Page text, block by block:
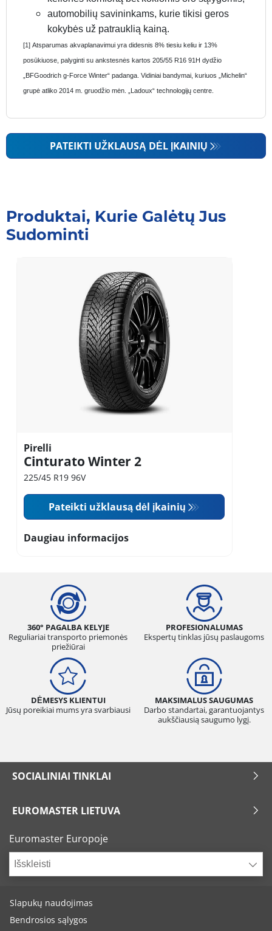
automobilių savininkams, kurie tikisi geros
kokybės už patrauklią kainą.
[1] Atsparumas akvaplanavimui yra didesnis 8% tiesiu keliu ir 13%
posūkiuose, palyginti su ankstesnės kartos 205/55 R16 91H dydžio
„BFGoodrich g-Force Winter“ padanga. Vidiniai bandymai, kuriuos „Michelin“
grupė atliko 2014 m. gruodžio mėn. „Ladoux“ technologijų centre.
PATEIKTI UŽKLAUSĄ DĖL ĮKAINIŲ
Produktai, Kurie Galėtų Jus
Sudominti
Pirelli
Cinturato Winter 2
225/45 R19 96V
Pateikti užklausą dėl įkainių
Daugiau informacijos
360° PAGALBA KELYJE
Reguliariai transporto priemonės
priežiūrai
PROFESIONALUMAS
Ekspertų tinklas jūsų paslaugoms
DĖMESYS KLIENTUI
Jūsų poreikiai mums yra svarbiausi
MAKSIMALUS SAUGUMAS
Darbo standartai, garantuojantys
aukščiausią saugumo lygį.
SOCIALINIAI TINKLAI
EUROMASTER LIETUVA
Euromaster Europoje
Išskleisti
Slapukų naudojimas
Bendrosios sąlygos